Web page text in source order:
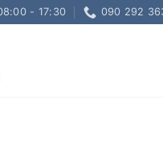
- 17:30 090 292